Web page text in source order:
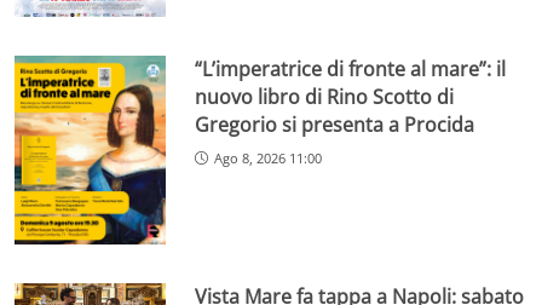
“L’imperatrice di fronte al mare”: il
nuovo libro di Rino Scotto di
Gregorio si presenta a Procida
Ago 8, 2026 11:00
Vista Mare fa tappa a Napoli: sabato